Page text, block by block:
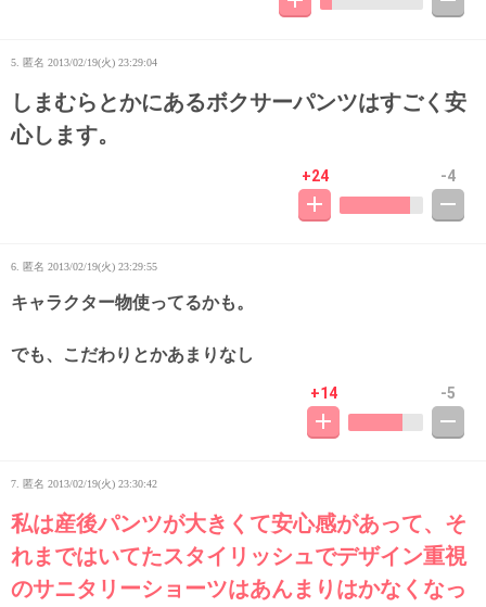
5. 匿名 2013/02/19(火) 23:29:04
しまむらとかにあるボクサーパンツはすごく安
心します。
+24 -4
6. 匿名 2013/02/19(火) 23:29:55
キャラクター物使ってるかも。
でも、こだわりとかあまりなし
+14 -5
7. 匿名 2013/02/19(火) 23:30:42
私は産後パンツが大きくて安心感があって、そ
れまではいてたスタイリッシュでデザイン重視
のサニタリーショーツはあんまりはかなくなっ